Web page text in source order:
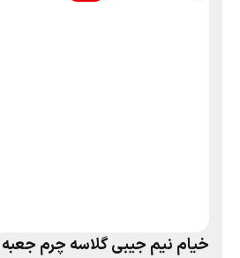
خیام نیم جیبی گلاسه چرم